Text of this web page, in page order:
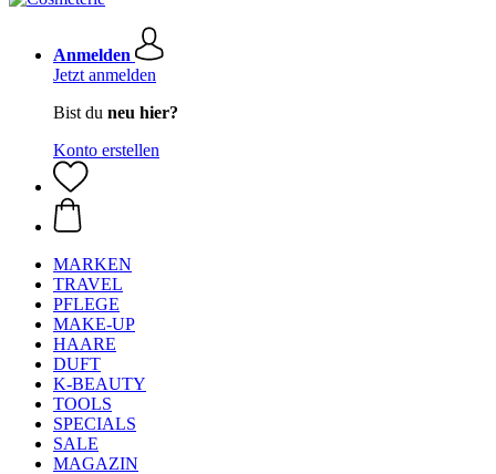
Anmelden
Jetzt anmelden
Bist du neu hier?
Konto erstellen
MARKEN
TRAVEL
PFLEGE
MAKE-UP
HAARE
DUFT
K-BEAUTY
TOOLS
SPECIALS
SALE
MAGAZIN